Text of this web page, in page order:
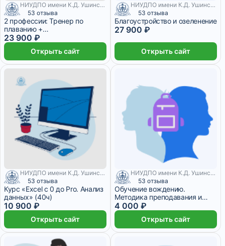
НИУДПО имени К.Д. Ушинского
53 отзыва
2 профессии: Тренер по
плаванию +
Гидрореабилитолог
23 900 ₽
Открыть сайт
НИУДПО имени К.Д. Ушинского
53 отзыва
Благоустройство и озеленение
27 900 ₽
Открыть сайт
НИУДПО имени К.Д. Ушинского
53 отзыва
Курс «Exсel с 0 до Pro. Анализ
данных» (40ч)
10 900 ₽
Открыть сайт
НИУДПО имени К.Д. Ушинского
53 отзыва
Обучение вождению.
Методика преподавания и
организация учебного
процесса
4 000 ₽
Открыть сайт